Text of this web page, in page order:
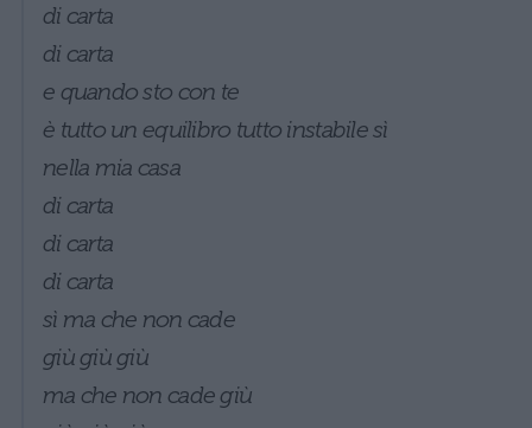
di carta
di carta
e quando sto con te
è tutto un equilibro tutto instabile sì
nella mia casa
di carta
di carta
di carta
sì ma che non cade
giù giù giù
ma che non cade giù